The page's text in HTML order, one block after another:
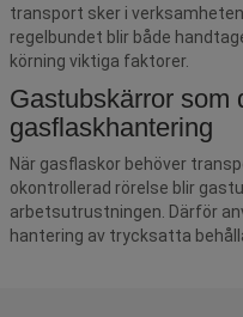
transport sker i
regelbundet blir både
körning viktiga faktorer.
Gastubskärror som
gasflaskhantering
När gasflaskor behöver
okontrollerad rörelse blir
arbetsutrustningen. Därför
hantering av trycksatta